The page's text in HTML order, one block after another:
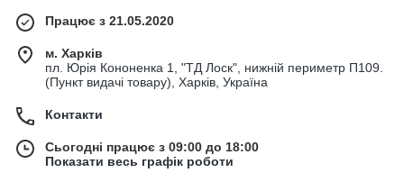
Працює з 21.05.2020
м. Харків
пл. Юрія Кононенка 1, "ТД Лоск", нижній периметр П109.
(Пункт видачі товару), Харків, Україна
Контакти
Сьогодні працює з 09:00 до 18:00
Показати весь графік роботи